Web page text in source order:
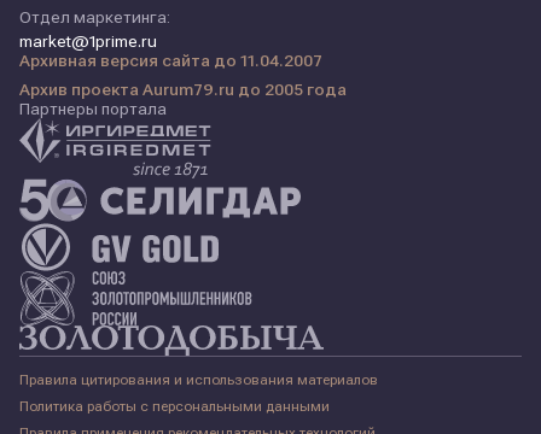
Отдел маркетинга:
market@1prime.ru
Архивная версия сайта до 11.04.2007
Архив проекта Aurum79.ru до 2005 года
Партнеры портала
Правила цитирования и использования материалов
Политика работы с персональными данными